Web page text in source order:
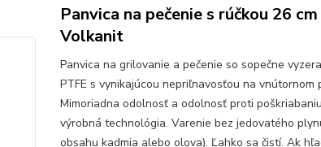
Panvica na pečenie s rúčkou 26
Volkanit
Panvica na grilovanie a pečenie so sopečne
PTFE s vynikajúcou nepriľnavosťou na vnútornom
Mimoriadna odolnosť a odolnosť proti
výrobná technológia. Varenie bez jedovatého
obsahu kadmia alebo olova). Ľahko sa čistí. Ak